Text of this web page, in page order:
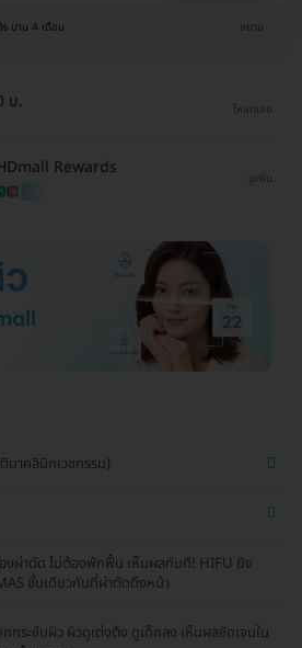
นาน 4 เดือน ขยาย
บ. โหลดเลย
Rewards
ดูเพิ่ม
มาคลินิกเวชกรรม)
งผ่าตัด ไม่ต้องพักฟื้น เห็นผลทันที! HIFU ยิง
ชั้นเดียวกับที่ผ่าตัดดึงหน้า
กระชับผิว ผิวดูเต่งตึง ดูเด็กลง เห็นผลชัดเจนใน